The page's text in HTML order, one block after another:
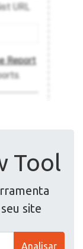
Tool
site
Analisar